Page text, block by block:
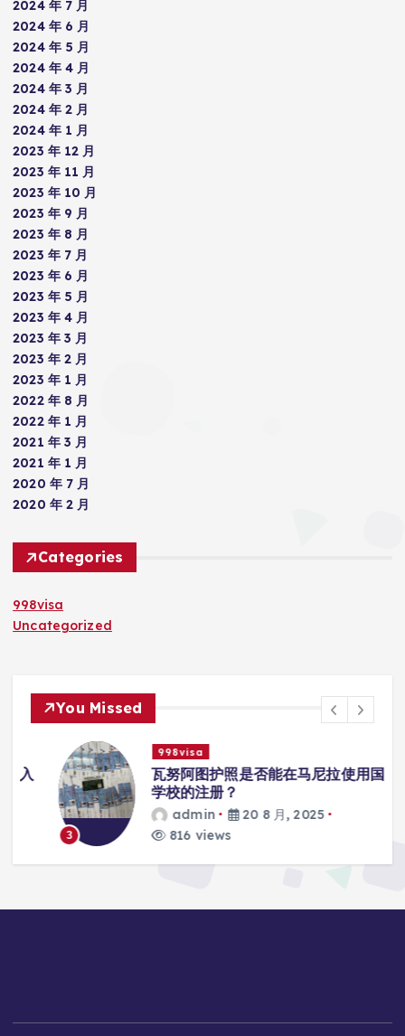
2024 年 7 月
2024 年 6 月
2024 年 5 月
2024 年 4 月
2024 年 3 月
2024 年 2 月
2024 年 1 月
2023 年 12 月
2023 年 11 月
2023 年 10 月
2023 年 9 月
2023 年 8 月
2023 年 7 月
2023 年 6 月
2023 年 5 月
2023 年 4 月
2023 年 3 月
2023 年 2 月
2023 年 1 月
2022 年 8 月
2022 年 1 月
2021 年 3 月
2021 年 1 月
2020 年 7 月
2020 年 2 月
Categories
998visa
Uncategorized
You Missed
998visa
瓦努阿图护照是否能在马尼拉使用国际
学校的注册？
admin
20 8 月, 2025
816 views